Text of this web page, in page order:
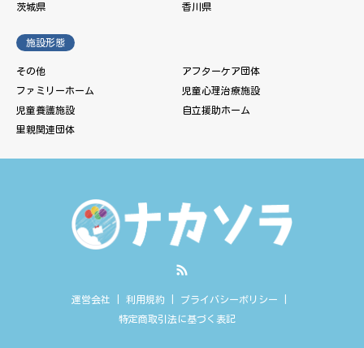
茨城県
香川県
施設形態
その他
アフターケア団体
ファミリーホーム
児童心理治療施設
児童養護施設
自立援助ホーム
里親関連団体
運営会社 利用規約
プライバシーポリシー
特定商取引法に基づく表記